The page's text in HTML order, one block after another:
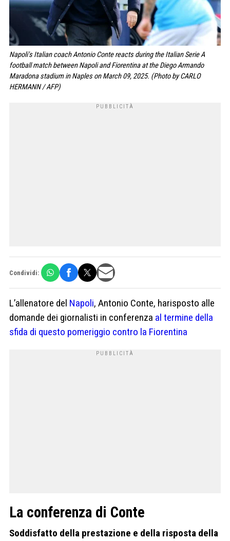
Napoli's Italian coach Antonio Conte reacts during the Italian Serie A
football match between Napoli and Fiorentina at the Diego Armando
Maradona stadium in Naples on March 09, 2025. (Photo by CARLO
HERMANN / AFP)
Condividi:
L’allenatore del Napoli, Antonio Conte, harisposto alle
domande dei giornalisti in conferenza al termine della
sfida di questo pomeriggio contro la Fiorentina
La conferenza di Conte
Soddisfatto della prestazione e della risposta della